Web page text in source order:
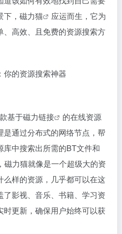
， 磁力猫
应运而生，它为
、高效、且免费的资源搜索方
基于磁力链接
的在线资源
是通过分布式的网络节点，帮
中搜索出所需的BT文件和
磁力猫就像是一个超级大的资
么样的资源，几乎都可以在这
了影视、音乐、书籍、学习资
时更新，确保用户始终可以获